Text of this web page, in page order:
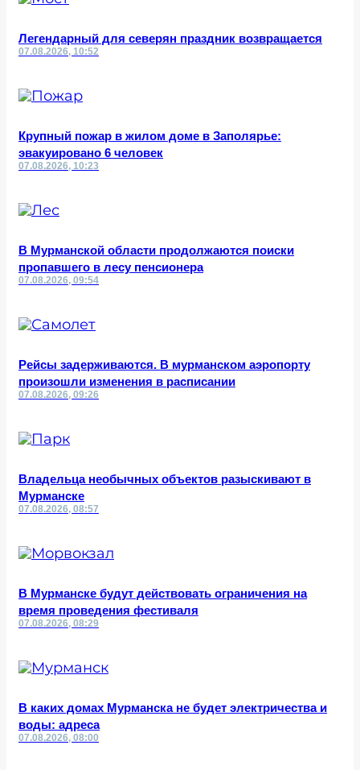
Легендарный для северян праздник возвращается
07.08.2026, 10:52
Крупный пожар в жилом доме в Заполярье:
эвакуировано 6 человек
07.08.2026, 10:23
В Мурманской области продолжаются поиски
пропавшего в лесу пенсионера
07.08.2026, 09:54
Рейсы задерживаются. В мурманском аэропорту
произошли изменения в расписании
07.08.2026, 09:26
Владельца необычных объектов разыскивают в
Мурманске
07.08.2026, 08:57
В Мурманске будут действовать ограничения на
время проведения фестиваля
07.08.2026, 08:29
В каких домах Мурманска не будет электричества и
воды: адреса
07.08.2026, 08:00